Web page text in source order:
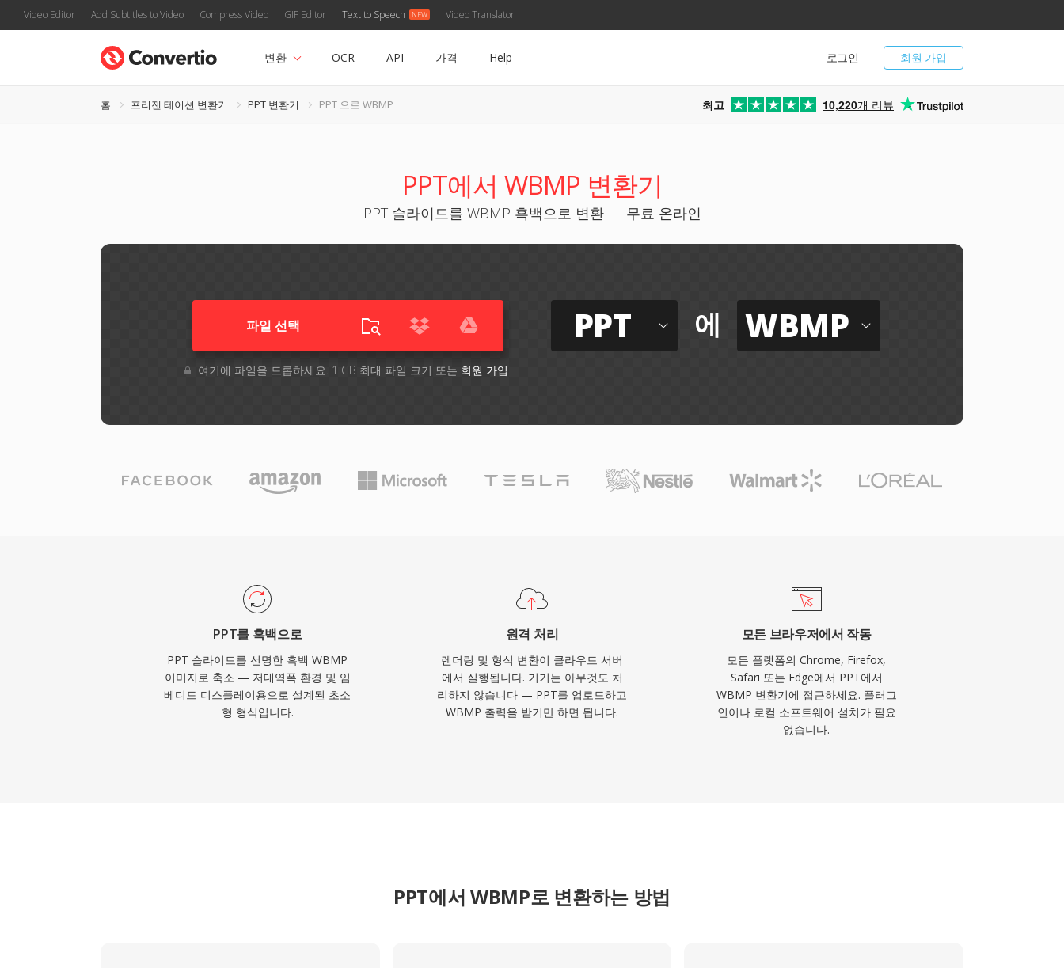
Video Editor Add Subtitles to Video Compress Video GIF Editor Text to Speech Video Translator
회원 가입
로그인
변환 OCR API 가격 Help
홈 프리젠 테이션 변환기 PPT 변환기 PPT 으로 WBMP 최고 10,220개 리뷰
PPT에서 WBMP 변환기
PPT 슬라이드를 WBMP 흑백으로 변환 — 무료 온라인
파일 선택
여기에 파일을 드롭하세요. 1 GB 최대 파일 크기 또는 회원 가입
PPT 에 WBMP
PPT를 흑백으로
PPT 슬라이드를 선명한 흑백 WBMP
이미지로 축소 — 저대역폭 환경 및 임
베디드 디스플레이용으로 설계된 초소
형 형식입니다.
원격 처리
렌더링 및 형식 변환이 클라우드 서버
에서 실행됩니다. 기기는 아무것도 처
리하지 않습니다 — PPT를 업로드하고
WBMP 출력을 받기만 하면 됩니다.
모든 브라우저에서 작동
모든 플랫폼의 Chrome, Firefox,
Safari 또는 Edge에서 PPT에서
WBMP 변환기에 접근하세요. 플러그
인이나 로컬 소프트웨어 설치가 필요
없습니다.
PPT에서 WBMP로 변환하는 방법